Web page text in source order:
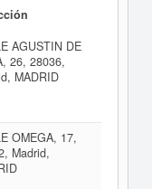
AGUSTIN DE
26, 28036,
MADRID
OMEGA, 17,
Madrid,